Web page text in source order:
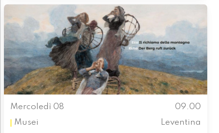
Mercoledì 08
09.00
Musei
Leventina